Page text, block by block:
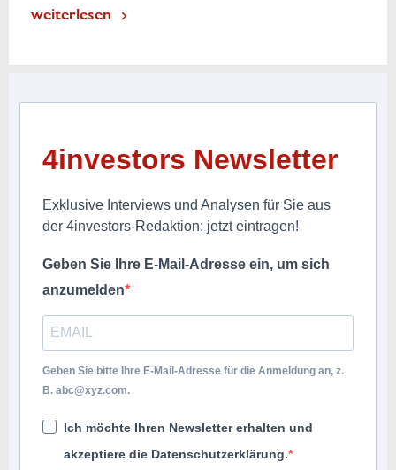
weiterlesen
4investors Newsletter
Exklusive Interviews und Analysen für Sie aus
der 4investors-Redaktion: jetzt eintragen!
Geben Sie Ihre E-Mail-Adresse ein, um sich
anzumelden
Geben Sie bitte Ihre E-Mail-Adresse für die Anmeldung an, z.
B. abc@xyz.com.
Ich möchte Ihren Newsletter erhalten und
akzeptiere die Datenschutzerklärung.